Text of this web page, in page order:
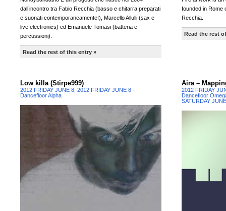
dall’incontro tra Fabio Recchia (basso e chitarra preparati
e suonati contemporaneamente!), Marcello Allulli (sax e
live electronics) ed Emanuele Tomasi (batteria e
percussioni).
Read the rest of this entry »
founded in Rome
Recchia.
Read the rest
Low killa (Stirpe999)
2012 FRIDAY JUNE 8 2012 FRIDAY JUNE 8 -
Dancefloor Alpha
Aira –
2012 FRIDAY
Dancefloor
SATURDAY